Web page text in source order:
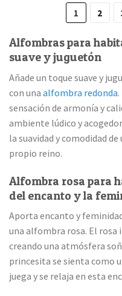
1 2
Alfombras para
suave y juguetón
Añade un toque suave y
con una alfombra redonda
sensación de armonía y
ambiente lúdico y
la suavidad y comodidad
propio reino.
Alfombra rosa para
del encanto y la
Aporta encanto y
una alfombra rosa. El rosa
creando una atmósfera
princesita se sienta como
juega y se relaja en esta